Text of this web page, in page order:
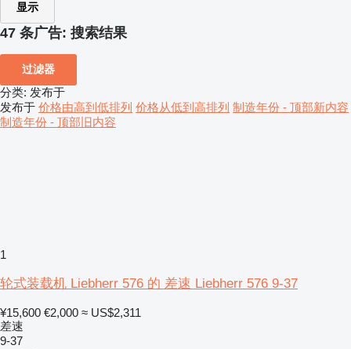
显示
47 条广告: 搜索结果
过滤器
分类: 发布于
发布于 价格由高到低排列 价格从低到高排列 制造年份 - 顶部新内容
制造年份 - 顶部旧内容
1
轮式装载机 Liebherr 576 的 差速 Liebherr 576 9-37
¥15,600 €2,000 ≈ US$2,311
差速
9-37